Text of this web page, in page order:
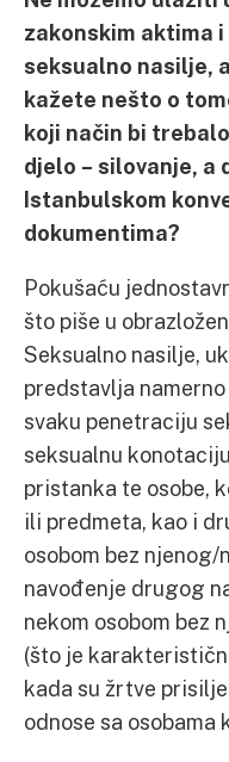
zakonskim aktima
seksualno nasilje,
kažete nešto o
koji način bi
djelo – silovanje, a
Istanbulskom
dokumentima?
Pokušaću
što piše u
Seksualno nasilje,
predstavlja
svaku penetraciju
seksualnu
pristanka te osobe,
ili predmeta, kao i
osobom bez
navođenje drugog
nekom osobom bez
(što je
kada su žrtve
odnose sa osobama